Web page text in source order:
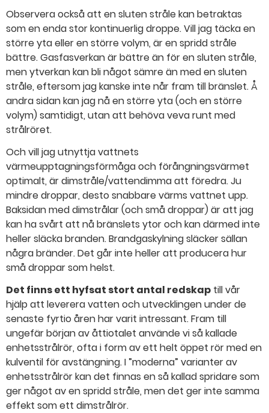
Observera också att en sluten stråle kan betraktas
som en enda stor kontinuerlig droppe. Vill jag täcka en
större yta eller en större volym, är en spridd stråle
bättre. Gasfasverkan är bättre än för en sluten stråle,
men ytverkan kan bli något sämre än med en sluten
stråle, eftersom jag kanske inte når fram till bränslet. Å
andra sidan kan jag nå en större yta (och en större
volym) samtidigt, utan att behöva veva runt med
strålröret.
Och vill jag utnyttja vattnets
värmeupptagningsförmåga och förångningsvärmet
optimalt, är dimstråle/vattendimma att föredra. Ju
mindre droppar, desto snabbare värms vattnet upp.
Baksidan med dimstrålar (och små droppar) är att jag
kan ha svårt att nå bränslets ytor och kan därmed inte
heller släcka branden. Brandgaskylning släcker sällan
några bränder. Det går inte heller att producera hur
små droppar som helst.
Det finns ett hyfsat stort antal redskap till vår
hjälp att leverera vatten och utvecklingen under de
senaste fyrtio åren har varit intressant. Fram till
ungefär början av åttiotalet använde vi så kallade
enhetsstrålrör, ofta i form av ett helt öppet rör med en
kulventil för avstängning. I ”moderna” varianter av
enhetsstrålrör kan det finnas en så kallad spridare som
ger något av en spridd stråle, men det ger inte samma
effekt som ett dimstrålrör.